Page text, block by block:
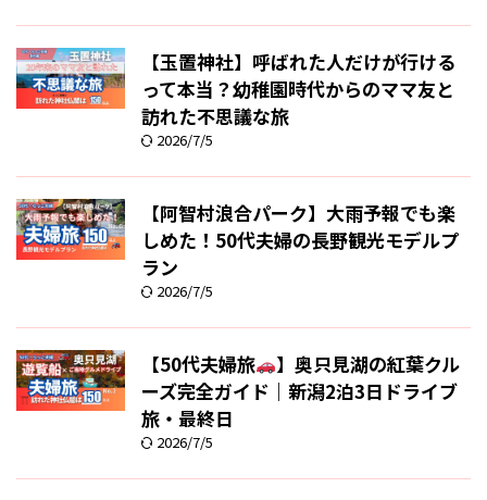
【玉置神社】呼ばれた人だけが行ける
って本当？幼稚園時代からのママ友と
訪れた不思議な旅
2026/7/5
【阿智村浪合パーク】大雨予報でも楽
しめた！50代夫婦の長野観光モデルプ
ラン
2026/7/5
【50代夫婦旅
】奥只見湖の紅葉クル
ーズ完全ガイド｜新潟2泊3日ドライブ
旅・最終日
2026/7/5